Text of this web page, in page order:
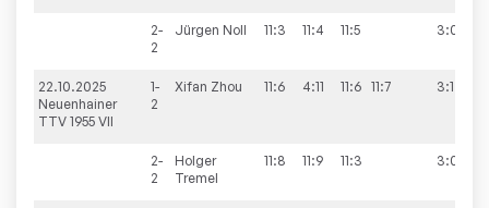
2-
2
Jürgen Noll 11:3 11:4 11:5 3:0
22.10.2025
Neuenhainer
TTV 1955 VII
1-
2
Xifan Zhou 11:6 4:11 11:6 11:7 3:1
2-
2
Holger
Tremel
11:8 11:9 11:3 3:0